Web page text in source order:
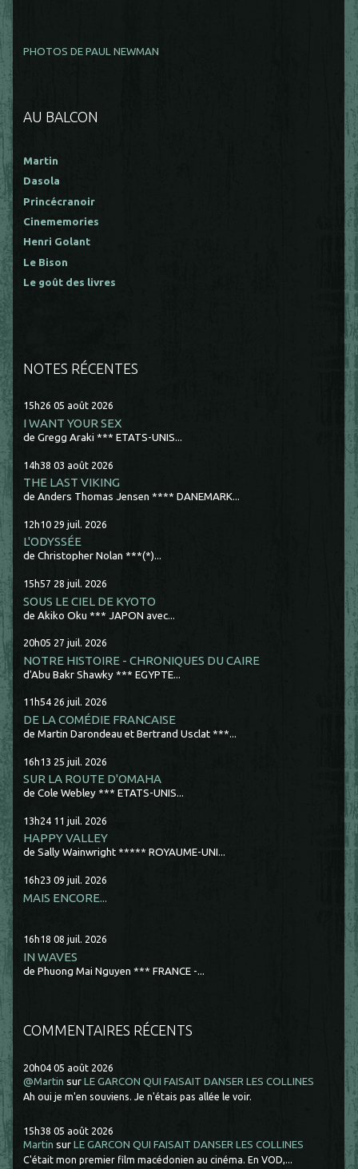
PHOTOS DE PAUL NEWMAN
AU BALCON
Martin
Dasola
Princécranoir
Cinememories
Henri Golant
Le Bison
Le goût des livres
NOTES RÉCENTES
15h26 05 août 2026
I WANT YOUR SEX
de Gregg Araki *** ETATS-UNIS...
14h38 03 août 2026
THE LAST VIKING
de Anders Thomas Jensen **** DANEMARK...
12h10 29 juil. 2026
L'ODYSSÉE
de Christopher Nolan ***(*)...
15h57 28 juil. 2026
SOUS LE CIEL DE KYOTO
de Akiko Oku *** JAPON avec...
20h05 27 juil. 2026
NOTRE HISTOIRE - CHRONIQUES DU CAIRE
d'Abu Bakr Shawky *** EGYPTE...
11h54 26 juil. 2026
DE LA COMÉDIE FRANCAISE
de Martin Darondeau et Bertrand Usclat ***...
16h13 25 juil. 2026
SUR LA ROUTE D'OMAHA
de Cole Webley *** ETATS-UNIS...
13h24 11 juil. 2026
HAPPY VALLEY
de Sally Wainwright ***** ROYAUME-UNI...
16h23 09 juil. 2026
MAIS ENCORE...
16h18 08 juil. 2026
IN WAVES
de Phuong Mai Nguyen *** FRANCE -...
COMMENTAIRES RÉCENTS
20h04 05 août 2026
@Martin surLE GARCON QUI FAISAIT DANSER LES COLLINES
Ah oui je m'en souviens. Je n'étais pas allée le voir.
15h38 05 août 2026
Martin surLE GARCON QUI FAISAIT DANSER LES COLLINES
C'était mon premier film macédonien au cinéma. En VOD,...